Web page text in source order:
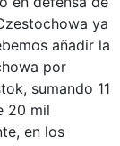
ya
añadir la
por
sumando 11
20 mil
en los